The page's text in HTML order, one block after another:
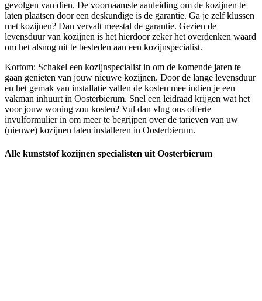
gevolgen van dien. De voornaamste aanleiding om de kozijnen te
laten plaatsen door een deskundige is de garantie. Ga je zelf klussen
met kozijnen? Dan vervalt meestal de garantie. Gezien de
levensduur van kozijnen is het hierdoor zeker het overdenken waard
om het alsnog uit te besteden aan een kozijnspecialist.
Kortom: Schakel een kozijnspecialist in om de komende jaren te
gaan genieten van jouw nieuwe kozijnen. Door de lange levensduur
en het gemak van installatie vallen de kosten mee indien je een
vakman inhuurt in Oosterbierum. Snel een leidraad krijgen wat het
voor jouw woning zou kosten? Vul dan vlug ons offerte
invulformulier in om meer te begrijpen over de tarieven van uw
(nieuwe) kozijnen laten installeren in Oosterbierum.
Alle kunststof kozijnen specialisten uit Oosterbierum